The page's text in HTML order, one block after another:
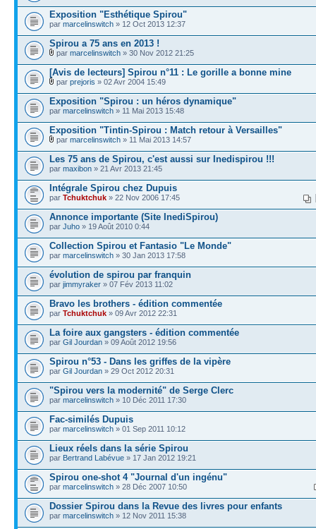
Exposition "Esthétique Spirou"
par marcelinswitch » 12 Oct 2013 12:37
Spirou a 75 ans en 2013 !
par marcelinswitch » 30 Nov 2012 21:25
[Avis de lecteurs] Spirou n°11 : Le gorille a bonne mine
par prejoris » 02 Avr 2004 15:49
Exposition "Spirou : un héros dynamique"
par marcelinswitch » 11 Mai 2013 15:48
Exposition "Tintin-Spirou : Match retour à Versailles"
par marcelinswitch » 11 Mai 2013 14:57
Les 75 ans de Spirou, c'est aussi sur Inedispirou !!!
par maxibon » 21 Avr 2013 21:45
Intégrale Spirou chez Dupuis
par Tchuktchuk » 22 Nov 2006 17:45
Annonce importante (Site InediSpirou)
par Juho » 19 Août 2010 0:44
Collection Spirou et Fantasio "Le Monde"
par marcelinswitch » 30 Jan 2013 17:58
évolution de spirou par franquin
par jimmyraker » 07 Fév 2013 11:02
Bravo les brothers - édition commentée
par Tchuktchuk » 09 Avr 2012 22:31
La foire aux gangsters - édition commentée
par Gil Jourdan » 09 Août 2012 19:56
Spirou n°53 - Dans les griffes de la vipère
par Gil Jourdan » 29 Oct 2012 20:31
"Spirou vers la modernité" de Serge Clerc
par marcelinswitch » 10 Déc 2011 17:30
Fac-similés Dupuis
par marcelinswitch » 01 Sep 2011 10:12
Lieux réels dans la série Spirou
par Bertrand Labévue » 17 Jan 2012 19:21
Spirou one-shot 4 "Journal d'un ingénu"
par marcelinswitch » 28 Déc 2007 10:50
Dossier Spirou dans la Revue des livres pour enfants
par marcelinswitch » 12 Nov 2011 15:38